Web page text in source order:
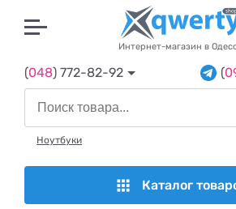
Интернет-магазин в
(048) 772-82-92 (
Ноутбуки
Каталог